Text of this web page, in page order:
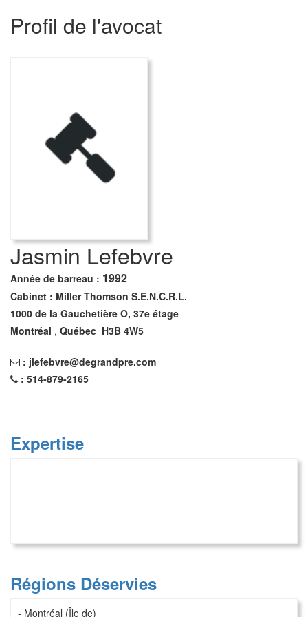
Profil de l'avocat
Jasmin Lefebvre
Année de barreau : 1992
Cabinet : Miller Thomson S.E.N.C.R.L.
1000 de la Gauchetière O, 37e étage
Montréal , Québec H3B 4W5
: jlefebvre@degrandpre.com
: 514-879-2165
Expertise
Régions Déservies
- Montréal (Île de)